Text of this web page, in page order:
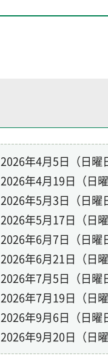
2026年4月5日（日曜
2026年4月19日（日曜
2026年5月3日（日曜
2026年5月17日（日曜
2026年6月7日（日曜
2026年6月21日（日曜
2026年7月5日（日曜
2026年7月19日（日曜
2026年9月6日（日曜
2026年9月20日（日曜